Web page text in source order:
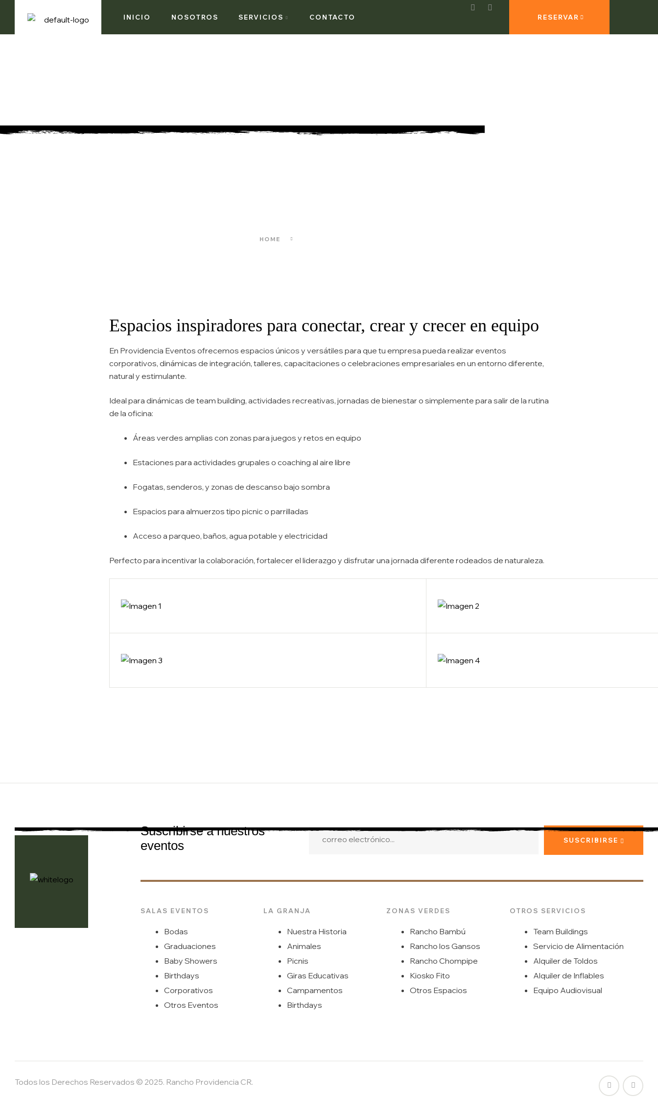
INICIO NOSOTROS SERVICIOS CONTACTO RESERVAR
HOME
Espacios inspiradores para conectar, crear y crecer en equipo
En Providencia Eventos ofrecemos espacios únicos y versátiles para que tu empresa pueda realizar eventos
corporativos, dinámicas de integración, talleres, capacitaciones o celebraciones empresariales en un entorno diferente,
natural y estimulante.
Ideal para dinámicas de team building, actividades recreativas, jornadas de bienestar o simplemente para salir de la rutina
de la oficina:
Áreas verdes amplias con zonas para juegos y retos en equipo
Estaciones para actividades grupales o coaching al aire libre
Fogatas, senderos, y zonas de descanso bajo sombra
Espacios para almuerzos tipo picnic o parrilladas
Acceso a parqueo, baños, agua potable y electricidad
Perfecto para incentivar la colaboración, fortalecer el liderazgo y disfrutar una jornada diferente rodeados de naturaleza.
Suscribirse a nuestros
eventos
SUSCRIBIRSE
SALAS EVENTOS
Bodas
Graduaciones
Baby Showers
Birthdays
Corporativos
Otros Eventos
LA GRANJA
Nuestra Historia
Animales
Picnis
Giras Educativas
Campamentos
Birthdays
ZONAS VERDES
Rancho Bambú
Rancho los Gansos
Rancho Chompipe
Kiosko Fito
Otros Espacios
OTROS SERVICIOS
Team Buildings
Servicio de Alimentación
Alquiler de Toldos
Alquiler de Inflables
Equipo Audiovisual
Todos los Derechos Reservados © 2025. Rancho Providencia CR.